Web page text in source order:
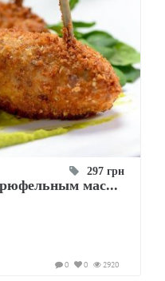
297 грн
мас...
2920
0
0